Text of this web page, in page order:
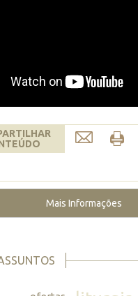
Mais Informações